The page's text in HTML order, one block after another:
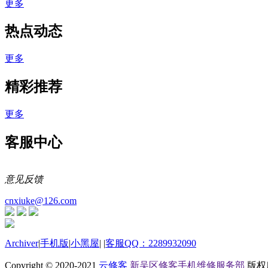
更多
热点动态
更多
精彩推荐
更多
客服中心
意见反馈
cnxiuke@126.com
Archiver|手机版|小黑屋| |客服QQ：2289932090
Copyright © 2020-2021 云修客 新吴区修客手机维修服务部 版权